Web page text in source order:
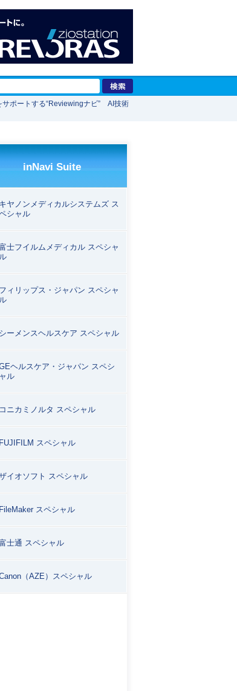
サポートする“Reviewingナビ” AI技術
inNavi Suite
キヤノンメディカルシステムズ ス
シャル
士フイルムメディカル スペシャ
ル
フィリップス・ジャパン スペシャ
ル
シーメンスヘルスケア スペシャル
ヘルスケア・ジャパン スペシ
ャル
コニカミノルタ スペシャル
FUJIFILM スペシャル
イオソフト スペシャル
FileMaker スペシャル
士通 スペシャル
（AZE）スペシャル